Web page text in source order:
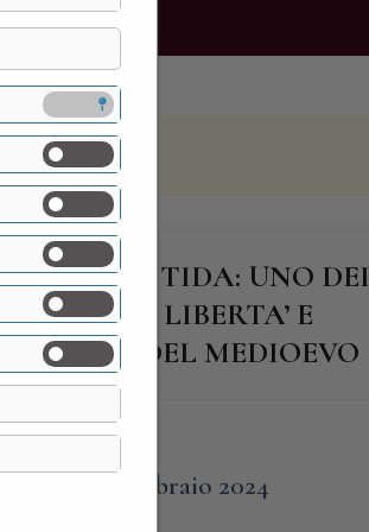
DI PONTIDA: UNO DEI
DI LIBERTA’ E
SOLO DEL MEDIOEVO
24 Febbraio 2024